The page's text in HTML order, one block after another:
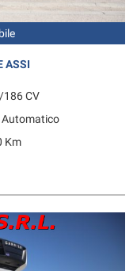
ASSI
186 CV
Automatico
Km